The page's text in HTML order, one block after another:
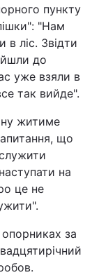
пункту
"Нам
в ліс. Звідти
до
уже взяли в
так вийде".
житиме
що
на
це не
за